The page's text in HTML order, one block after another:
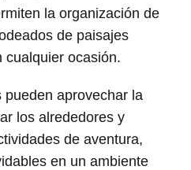
la organización de
de paisajes
cualquier ocasión.
aprovechar la
los alrededores y
de aventura,
en un ambiente